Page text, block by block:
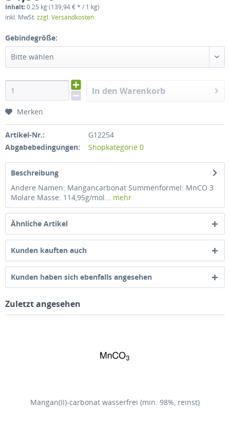
Inhalt:0.25 kg (139,94 € * / 1 kg)
inkl. MwSt.zzgl. Versandkosten
Gebindegröße:
Bitte wählen
In den Warenkorb
Merken
Artikel-Nr.:
G12254
Abgabebedingungen:
Shopkategorie 0
Beschreibung
Andere Namen: Mangancarbonat Summenformel: MnCO 3
Molare Masse: 114,95g/mol... mehr
Ähnliche Artikel
Kunden kauften auch
Kunden haben sich ebenfalls angesehen
Zuletzt angesehen
Mangan(II)-carbonat wasserfrei (min. 98%, reinst)